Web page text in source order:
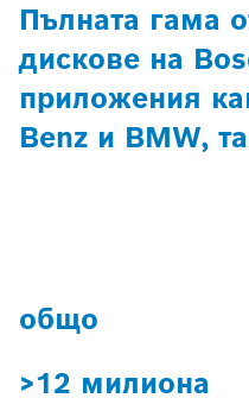
Пълната гама
дискове на
приложения
Benz и BMW,
общо
>12 милиона